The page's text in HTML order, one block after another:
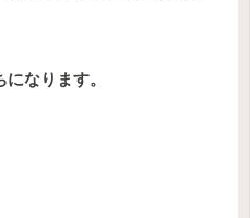
なります。